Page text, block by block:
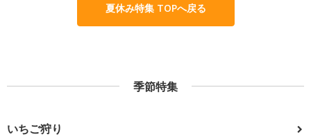
夏休み特集 TOPへ戻る
季節特集
いちご狩り